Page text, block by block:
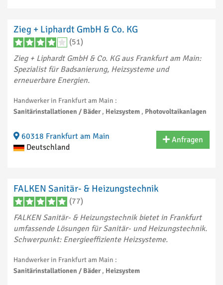
Zieg + Liphardt GmbH & Co. KG
(51)
Zieg + Liphardt GmbH & Co. KG aus Frankfurt am Main:
Spezialist für Badsanierung, Heizsysteme und
erneuerbare Energien.
Handwerker in Frankfurt am Main :
Sanitärinstallationen / Bäder , Heizsystem , Photovoltaikanlagen
60318 Frankfurt am Main
Deutschland
Anfragen
FALKEN Sanitär- & Heizungstechnik
(77)
FALKEN Sanitär- & Heizungstechnik bietet in Frankfurt
umfassende Lösungen für Sanitär- und Heizungstechnik.
Schwerpunkt: Energieeffiziente Heizsysteme.
Handwerker in Frankfurt am Main :
Sanitärinstallationen / Bäder , Heizsystem